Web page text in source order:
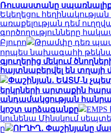
Ռուսաստանը
Եկեղեցու
առաքելության դեմ
գործողությունները
Բյուրո
Թրամփը դեռ
որպես նախագահի
գյուղերից մեկում
հայտնաբերվել են
Փաշինյան․ ԵԱՏՄ-ն
երկրների արտաքին
անդամակցության
կոշտ արձագանքը
կունենա Մինսկում
ը
ՈՒՂԻՂ․ Փաշինյանը